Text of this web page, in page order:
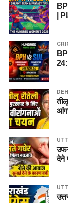
|
24:
देने